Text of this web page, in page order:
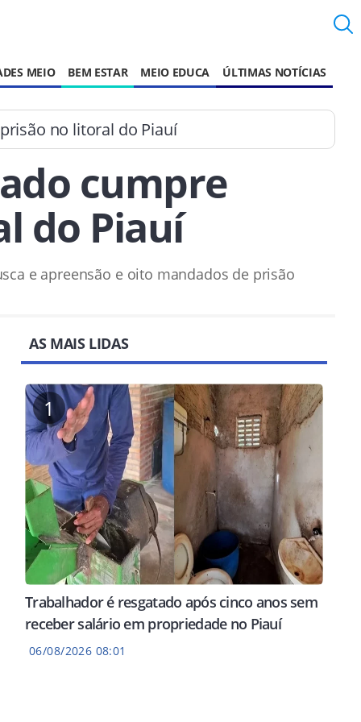
MEIO BEM ESTAR MEIO EDUCA ÚLTIMAS NOTÍCIAS
no litoral do Piauí
cumpre
do Piauí
e apreensão e oito mandados de prisão
AS MAIS LIDAS
1
Trabalhador é resgatado após cinco anos sem
receber salário em propriedade no Piauí
06/08/2026 08:01